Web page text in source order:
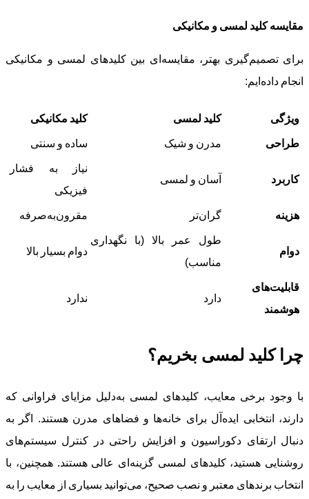
مقایسه کلید لمسی و مکانیکی
برای تصمیم‌گیری بهتر، مقایسه‌ای بین کلیدهای لمسی و مکانیکی
انجام داده‌ایم:
ویژگی کلید لمسی کلید مکانیکی
طراحی مدرن و شیک ساده و سنتی
کاربرد آسان و لمسی
نیاز به فشار
فیزیکی
هزینه گران‌تر مقرون‌به‌صرفه
دوام
طول عمر بالا (با نگهداری
مناسب)
دوام بسیار بالا
قابلیت‌های
هوشمند
دارد ندارد
چرا کلید لمسی بخریم؟
با وجود برخی معایب، کلیدهای لمسی به‌دلیل مزایای فراوانی که
دارند، انتخابی ایده‌آل برای خانه‌ها و فضاهای مدرن هستند. اگر به
دنبال ارتقای دکوراسیون و افزایش راحتی در کنترل سیستم‌های
روشنایی هستید، کلیدهای لمسی گزینه‌ای عالی هستند. همچنین، با
انتخاب برندهای معتبر و نصب صحیح، می‌توانید بسیاری از معایب را به